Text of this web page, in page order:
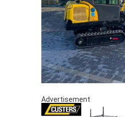
Advertisement